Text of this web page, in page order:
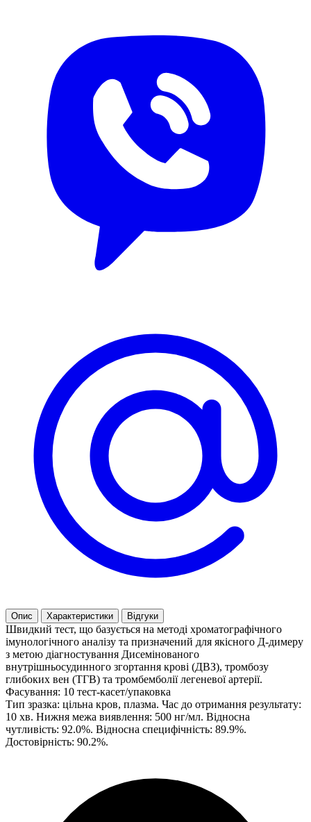
Опис Характеристики Відгуки
Швидкий тест, що базується на методі хроматографічного
імунологічного аналізу та призначений для якісного Д-димеру
з метою діагностування Дисемiнованого
внутрішньосудинного згортання крові (ДВЗ), тромбозу
глибоких вен (ТГВ) та тромбемболії легеневої артерії.
Фасування: 10 тест-касет/упаковка
Тип зразка: цільна кров, плазма. Час до отримання результату:
10 хв. Нижня межа виявлення: 500 нг/мл. Відносна
чутливість: 92.0%. Відносна специфічність: 89.9%.
Достовірність: 90.2%.